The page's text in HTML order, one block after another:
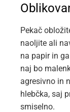
Pekač
naoljite ali
na papir in
naj bo
agresivno in
hlebčka, saj
smiselno.